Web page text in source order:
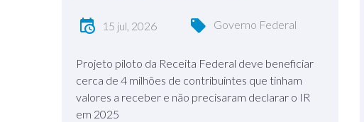
15 jul, 2026 Governo Federal
Projeto piloto da Receita Federal deve beneficiar
cerca de 4 milhões de contribuintes que tinham
valores a receber e não precisaram declarar o IR
em 2025